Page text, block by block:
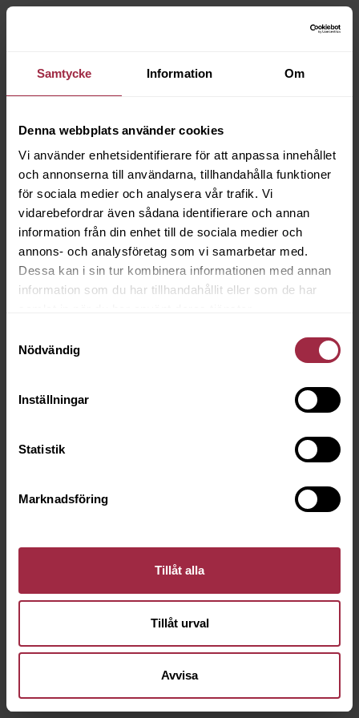
Samtycke Information Om
Denna webbplats använder cookies
Vi använder enhetsidentifierare för att anpassa innehållet
och annonserna till användarna, tillhandahålla funktioner
för sociala medier och analysera vår trafik. Vi
vidarebefordrar även sådana identifierare och annan
information från din enhet till de sociala medier och
annons- och analysföretag som vi samarbetar med.
Dessa kan i sin tur kombinera informationen med annan
information som du har tillhandahållit eller som de har
Nödvändig
Inställningar
Statistik
Marknadsföring
Tillåt alla
Tillåt urval
Avvisa